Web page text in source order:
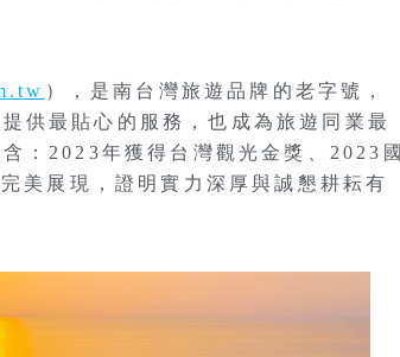
），是南台灣旅遊品牌的老字號，
供最貼心的服務，也成為旅遊同業最
：2023年獲得台灣觀光金獎、2023國
美展現，證明實力深厚與誠懇耕耘有